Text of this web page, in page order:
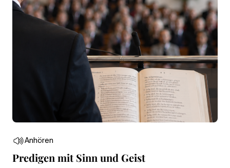
Anhören
Predigen mit Sinn und Geist